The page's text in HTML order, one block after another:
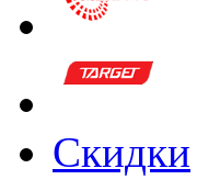
Скидки